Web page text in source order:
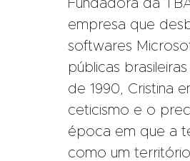
Fundadora da
empresa que
softwares
públicas
de 1990, Cristina
ceticismo e o
época em que a
como um